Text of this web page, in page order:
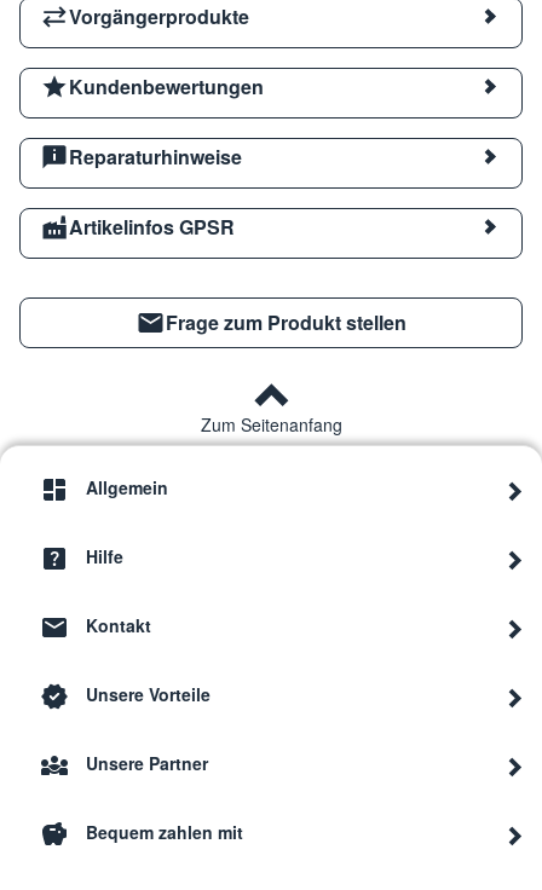
Vorgängerprodukte
Kundenbewertungen
Reparaturhinweise
Artikelinfos GPSR
Frage zum Produkt stellen
Zum Seitenanfang
Allgemein
Hilfe
Kontakt
Unsere Vorteile
Unsere Partner
Bequem zahlen mit